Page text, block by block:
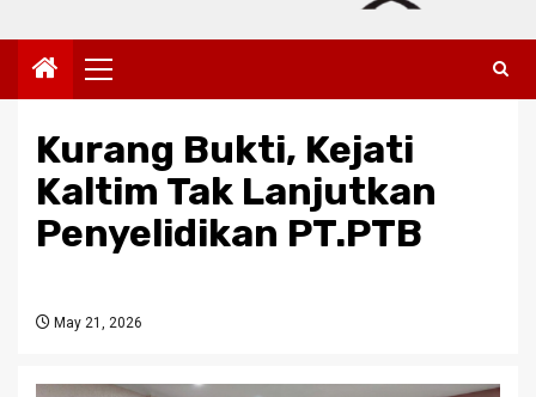
Primary
Menu
Kurang Bukti, Kejati
Kaltim Tak Lanjutkan
Penyelidikan PT.PTB
May 21, 2026